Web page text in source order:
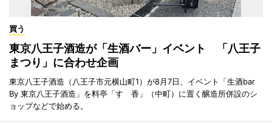
買う
東京八王子酒造が「生酒バー」イベント 「八王子
まつり」に合わせ企画
東京八王子酒造（八王子市元横山町1）が8月7日、イベント「生酒bar
By 東京八王子酒造」を料亭「すゞ香」（中町）に置く醸造所併設のシ
ョップなどで始める。